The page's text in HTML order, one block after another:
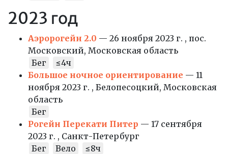
2023 год
Аэророгейн 2.0 — 26 ноября 2023 г. , пос.
Московский, Московская область
Бег
≤4ч
Большое ночное ориентирование — 11
ноября 2023 г. , Белопесоцкий, Московская
область
Бег
Рогейн Перекати Питер — 17 сентября
2023 г. , Санкт-Петербург
Бег
Вело
≤8ч